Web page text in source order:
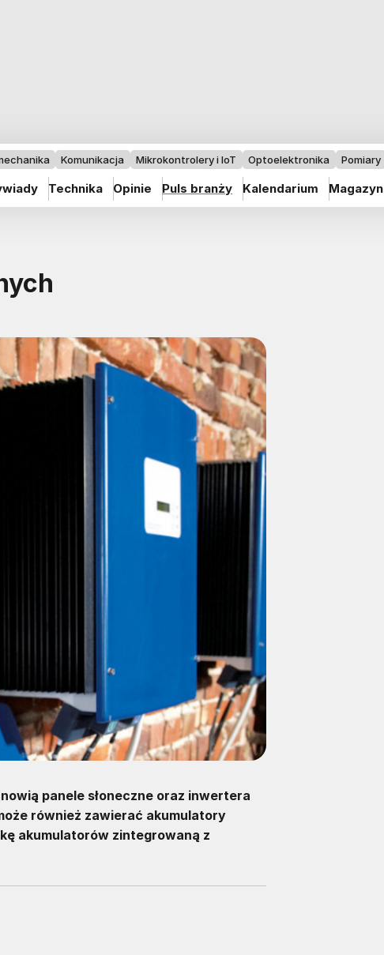
Komunikacja Mikrokontrolery i IoT Optoelektronika Pomiary
Technika Opinie Puls branży Kalendarium Magazyn
panele słoneczne oraz inwertera
również zawierać akumulatory
akumulatorów zintegrowaną z